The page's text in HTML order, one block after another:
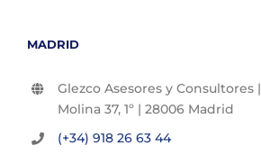
MADRID
Glezco Asesores y Consultores
Molina 37, 1º | 28006 Madrid
(+34) 918 26 63 44